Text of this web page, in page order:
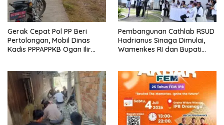
Gerak Cepat Pol PP Beri
Pertolongan, Mobil Dinas
Kadis PPPAPPKB Ogan Ilir
Pembangunan Cathlab RSUD
Hadrianus Sinaga Dimulai,
Wamenkes RI dan Bupati